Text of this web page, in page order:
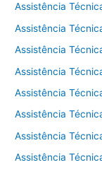
Assistência
Assistência
Assistência
Assistência
Assistência
Assistência
Assistência
Assistência